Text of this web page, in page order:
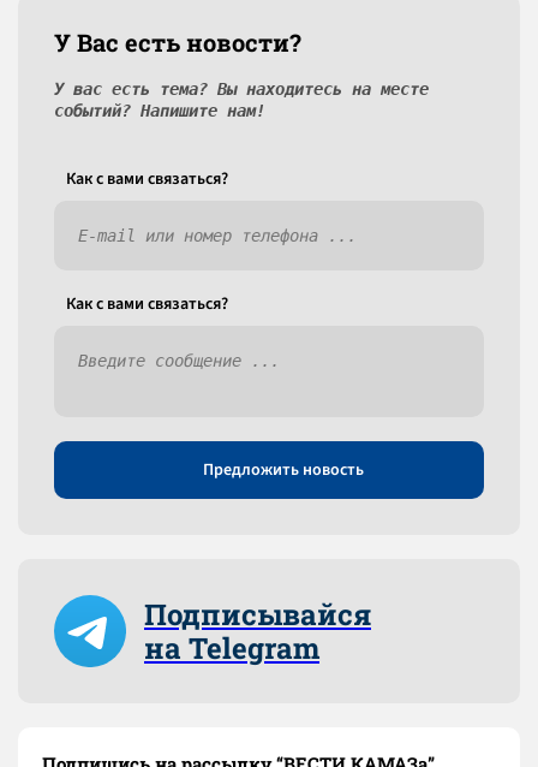
У Вас есть новости?
У вас есть тема? Вы находитесь на месте
событий? Напишите нам!
Как c вами связаться?
Как c вами связаться?
Предложить новость
Подписывайся
на Telegram